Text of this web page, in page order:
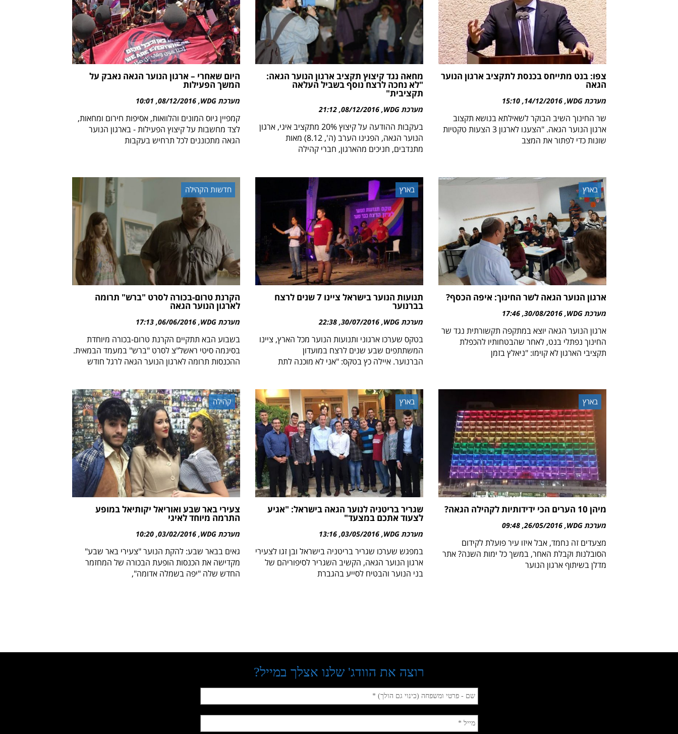
צפו: בנט מתייחס בכנסת לתקציב ארגון הנוער
הגאה
מערכת WDG 14/12/2016
15:10
שר החינוך השיב הבוקר לשאילתא בנושא תקצוב
ארגון הנוער הגאה. "הצענו לארגון 3 הצעות טקטיות
שונות כדי לפתור את המצב
מחאה נגד קיצוץ תקציב ארגון הנוער הגאה:
"לא נחכה לרצח נוסף בשביל העלאה
תקציבית"
מערכת WDG 08/12/2016
21:12
בעקבות ההודעה על קיצוץ 20% מתקציב איגי, ארגון
הנוער הגאה, הפגינו הערב (ה', 8.12) מאות
מתנדבים, חניכים מהארגון, חברי קהילה
היום שאחרי – ארגון הנוער הגאה נאבק על
המשך הפעילות
מערכת WDG 08/12/2016
10:01
קמפיין גיוס המונים והלוואות, אסיפות חירום ומחאות,
לצד מחשבות על קיצוץ הפעילות - בארגון הנוער
הגאה מתכוננים לכל תרחיש בעקבות
בארץ
ארגון הנוער הגאה לשר החינוך: איפה הכסף?
מערכת WDG 30/08/2016
17:46
ארגון הנוער הגאה יוצא במתקפה תקשורתית נגד שר
החינוך נפתלי בנט, לאחר שהבטחותיו להכפלת
תקציבי הארגון לא קוימו: "ניאלץ בזמן
בארץ
תנועות הנוער בישראל ציינו 7 שנים לרצח
בברנוער
מערכת WDG 30/07/2016
22:38
בטקס שערכו ארגוני ותנועות הנוער מכל הארץ, ציינו
המשתתפים שבע שנים לרצח במועדון
הברנוער. איילה כץ בטקס: "אני לא מוכנה לתת
חדשות הקהילה
הקרנת טרום-בכורה לסרט "ברש" תרומה
לארגון הנוער הגאה
מערכת WDG 06/06/2016
17:13
בשבוע הבא תתקיים הקרנת טרום-בכורה מיוחדת
בסינמה סיטי ראשל"צ לסרט "ברש" במעמד הבמאית.
ההכנסות תרומה לארגון הנוער הגאה לרגל חודש
בארץ
מיהן 10 הערים הכי ידידותיות לקהילה הגאה?
מערכת WDG 26/05/2016
09:48
מצעדים זה נחמד, אבל איזו עיר פועלת לקידום
הסובלנות וקבלת האחר, במשך כל ימות השנה? אתר
מדלן בשיתוף ארגון הנוער
בארץ
שגריר בריטניה לנוער הגאה בישראל: "אגיע
לצעוד אתכם במצעד"
מערכת WDG 03/05/2016
13:16
במפגש שערכו שגריר בריטניה בישראל ובן זגו לצעירי
ארגון הנוער הגאה, הקשיב השגריר לסיפוריהם של
בני הנוער והבטיח לסייע בהגברת
קהילה
צעירי באר שבע ואוריאל יקותיאל במופע
התרמה מיוחד לאיגי
מערכת WDG 03/02/2016
10:20
גאים בבאר שבע: להקת הנוער "צעירי באר שבע"
מקדישה את הכנסות הופעת הבכורה של המחזמר
החדש שלה "יפה בשמלה אדומה",